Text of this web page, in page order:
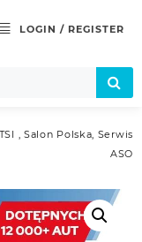
LOGIN / REGISTER
, Salon Polska, Serwis
ASO